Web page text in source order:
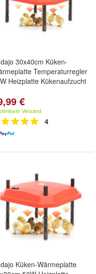
30x40cm Küken-
Temperaturregler
Heizplatte Kükenaufzucht
€
Versand
4
Küken-Wärmeplatte